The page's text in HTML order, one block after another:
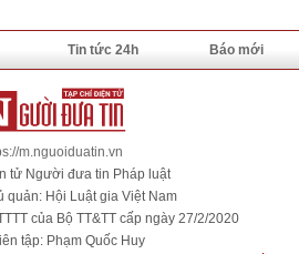
Tin tức 24h Báo mới
m.nguoiduatin.vn
tử Người đưa tin Pháp luật
quản: Hội Luật gia Việt Nam
của Bộ TT&TT cấp ngày 27/2/2020
tập: Phạm Quốc Huy